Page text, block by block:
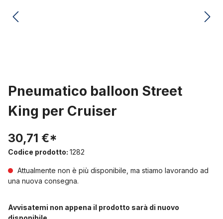
Pneumatico balloon Street
King per Cruiser
30,71 €*
Codice prodotto: 1282
Attualmente non è più disponibile, ma stiamo lavorando ad
una nuova consegna.
Avvisatemi non appena il prodotto sarà di nuovo